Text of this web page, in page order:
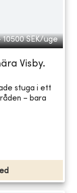
10500 SEK/uge
Visby.
stuga i ett
– bara